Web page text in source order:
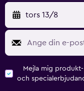
tors 13/8
Mejla mig
och